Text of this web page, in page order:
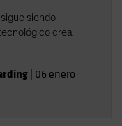
siendo
crea
06 enero